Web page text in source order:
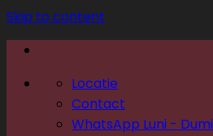
Skip to content
Locatie
Contact
WhatsApp Luni -